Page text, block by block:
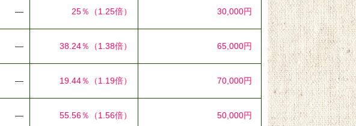
― 25％ （1.25倍） 30,000円
― 38.24％ （1.38倍） 65,000円
― 19.44％ （1.19倍） 70,000円
― 55.56％ （1.56倍） 50,000円